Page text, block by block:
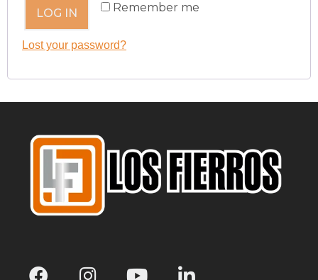
Remember me
LOG IN
Lost your password?